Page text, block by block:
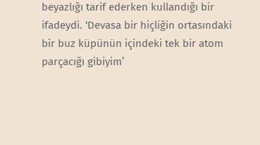
beyazlığı tarif ederken kullandığı bir
ifadeydi. ‘Devasa bir hiçliğin ortasındaki
bir buz küpünün içindeki tek bir atom
parçacığı gibiyim’